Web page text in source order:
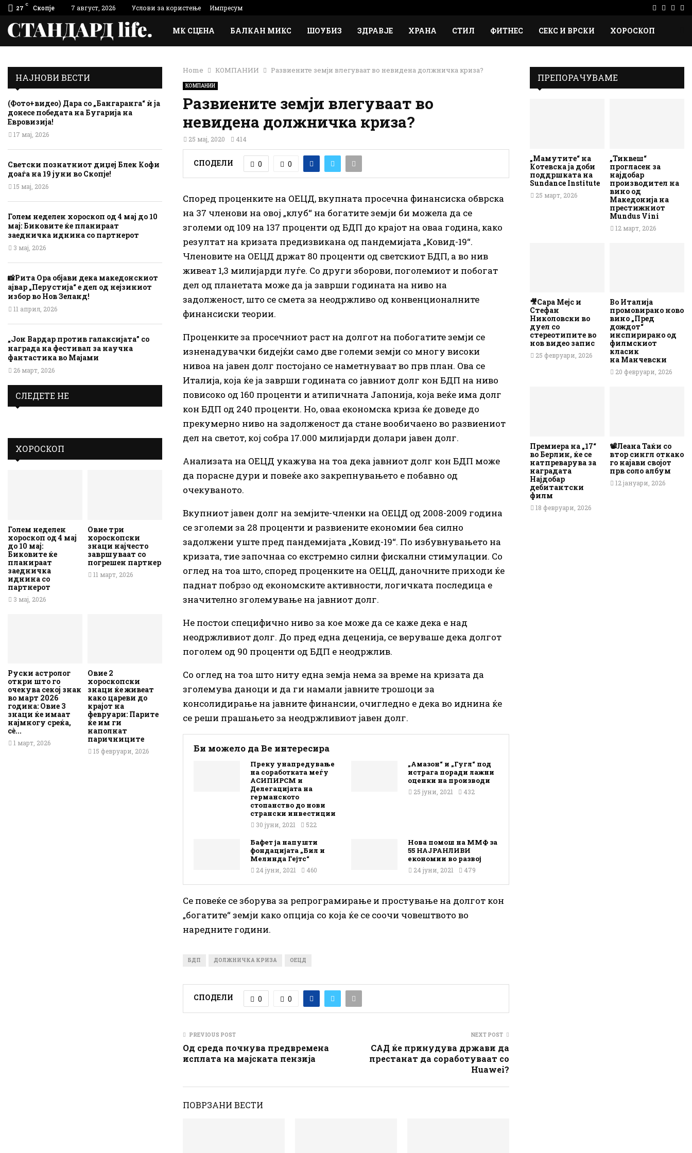
27 C Скопје 7 август, 2026 Услови за користење Импресум Facebook
МК СЦЕНА БАЛКАН МИКС ШОУБИЗ ЗДРАВЈЕ ХРАНА СТИЛ ФИТНЕС СЕКС И ВРСКИ ХОРОСКОП
Home КОМПАНИИ Развиените земји влегуваат во невидена должничка криза?
КОМПАНИИ
Развиените земји влегуваат во
невидена должничка криза?
25 мај, 2020 414
СПОДЕЛИ 0 0
Според проценките на ОЕЦД, вкупната просечна финансиска обврска
на 37 членови на овој „клуб“ на богатите земји би можела да се
зголеми од 109 на 137 проценти од БДП до крајот на оваа година, како
резултат на кризата предизвикана од пандемијата „Ковид-19“.
Членовите на ОЕЦД држат 80 проценти од светскиот БДП, а во нив
живеат 1,3 милијарди луѓе. Со други зборови, поголемиот и побогат
дел од планетата може да ја заврши годината на ниво на
задолженост, што се смета за неодржливо од конвенционалните
финансиски теории.
Проценките за просечниот раст на долгот на побогатите земји се
изненадувачки бидејќи само две големи земји со многу високи
нивоа на јавен долг постојано се наметнуваат во прв план. Ова се
Италија, која ќе ја заврши годината со јавниот долг кон БДП на ниво
повисоко од 160 проценти и атипичната Јапонија, која веќе има долг
кон БДП од 240 проценти. Но, оваа економска криза ќе доведе до
прекумерно ниво на задолженост да стане вообичаено во развиениот
дел на светот, кој собра 17.000 милијарди долари јавен долг.
Анализата на ОЕЦД укажува на тоа дека јавниот долг кон БДП може
да порасне дури и повеќе ако закрепнувањето е побавно од
очекуваното.
Вкупниот јавен долг на земјите-членки на ОЕЦД од 2008-2009 година
се зголеми за 28 проценти и развиените економии беа силно
задолжени уште пред пандемијата „Ковид-19“. По избувнувањето на
кризата, тие започнаа со екстремно силни фискални стимулации. Со
оглед на тоа што, според проценките на ОЕЦД, даночните приходи ќе
паднат побрзо од економските активности, логичката последица е
значително зголемување на јавниот долг.
Не постои специфично ниво за кое може да се каже дека е над
неодржливиот долг. До пред една деценија, се веруваше дека долгот
поголем од 90 проценти од БДП е неодржлив.
Со оглед на тоа што ниту една земја нема за време на кризата да
зголемува даноци и да ги намали јавните трошоци за
консолидирање на јавните финансии, очигледно е дека во иднина ќе
се реши прашањето за неодржливиот јавен долг.
Би можело да Ве интересира
Преку унапредување
на соработката меѓу
АСИПИРСМ и
Делегацијата на
германското
стопанство до нови
странски инвестиции
30 јуни, 2021 522
„Амазон“ и „Гугл“ под
истрага поради лажни
оценки на производи
25 јуни, 2021 432
Бафет ја напушти
фондацијата „Бил и
Мелинда Гејтс“
24 јуни, 2021 460
Нова помош на ММФ за
55 НАЈРАНЛИВИ
економии во развој
24 јуни, 2021 479
Се повеќе се зборува за репрограмирање и простување на долгот кон
„богатите“ земји како опција со која ќе се соочи човештвото во
наредните години.
БДП ДОЛЖНИЧКА КРИЗА ОЕЦД
СПОДЕЛИ 0 0
PREVIOUS POST
Од среда почнува предвремена
исплата на мајската пензија
NEXT POST
САД ќе принудува држави да
престанат да соработуваат со
Huawei?
ПОВРЗАНИ ВЕСТИ
НАЈНОВИ ВЕСТИ
(Фото+видео) Дара со „Бангаранга“ ѝ ја
донесе победата на Бугарија на
Евровизија!
17 мај, 2026
Светски познатниот диџеј Блек Кофи
доаѓа на 19 јуни во Скопје!
15 мај, 2026
Голем неделен хороскоп од 4 мај до 10
мај: Биковите ќе планираат
заедничка иднина со партнерот
3 мај, 2026
📸Рита Ора објави дека македонскиот
ајвар „Перустија“ е дел од нејзиниот
избор во Нов Зеланд!
11 април, 2026
„Јон Вардар против галаксијата” со
награда на фестивал за научна
фантастика во Мајами
26 март, 2026
СЛЕДЕТЕ НЕ
ХОРОСКОП
Голем неделен
хороскоп од 4 мај
до 10 мај:
Биковите ќе
планираат
заедничка
иднина со
партнерот
3 мај, 2026
Овие три
хороскопски
знаци најчесто
завршуваат со
погрешен партнер
11 март, 2026
Руски астролог
откри што го
очекува секој знак
во март 2026
година: Овие 3
знаци ќе имаат
најмногу среќа,
сè...
1 март, 2026
Овие 2
хороскопски
знаци ќе живеат
како цареви до
крајот на
февруари: Парите
ќе им ги
наполнат
паричниците
15 февруари, 2026
ПРЕПОРАЧУВАМЕ
„Мамутите“ на
Котевска ја доби
поддршката на
Sundance Institute
25 март, 2026
„Тиквеш“
прогласен за
најдобар
производител на
вино од
Македонија на
престижниот
Mundus Vini
12 март, 2026
🎥Сара Мејс и
Стефан
Николовски во
дуел со
стереотипите во
нов видео запис
25 февруари, 2026
Во Италија
промовирано ново
вино „Пред
дождот“
инспирирано од
филмскиот
класик
на Манчевски
20 февруари, 2026
Премиера на „17“
во Берлин, ќе се
натпреварува за
наградата
Најдобар
дебитантски
филм
18 февруари, 2026
📽️Леана Таќи со
втор сингл откако
го најави својот
прв соло албум
12 јануари, 2026